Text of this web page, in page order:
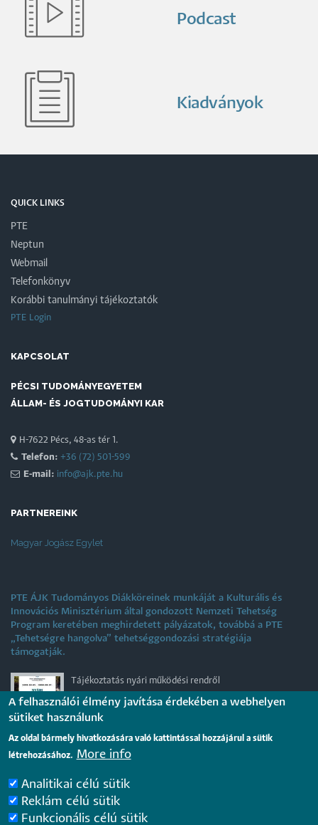
Podcast
Kiadványok
QUICK LINKS
PTE
Neptun
Webmail
Telefonkönyv
Korábbi tanulmányi tájékoztatók
PTE Login
KAPCSOLAT
PÉCSI TUDOMÁNYEGYETEM
ÁLLAM- ÉS JOGTUDOMÁNYI KAR
H-7622 Pécs, 48-as tér 1.
Telefon: +36 (72) 501-599
E-mail: info@ajk.pte.hu
PARTNEREINK
Magyar Jogász Egylet
PTE ÁJK Tudományos Diákköreinek munkáját a Kulturális és
Innovációs Minisztérium által gondozott Nemzeti Tehetség
Program keretében meghirdetett pályázatok, továbbá a PTE
„Tehetségre hangolva” tehetséggondozási stratégiája
támogatják.
Tájékoztatás nyári működési rendről
2026. július 31.
Internationale rechtsvergleichende Konferenz für junge
Juristinnen und Juristen in Győr – Bewerbungsfrist: 25.
August 2026
2026. július 28.
A felhasználói élmény javítása érdekében a webhelyen
sütiket használunk
Az oldal bármely hivatkozására való kattintással hozzájárul a sütik
létrehozásához. More info
Analitikai célú sütik
Reklám célú sütik
Funkcionális célú sütik